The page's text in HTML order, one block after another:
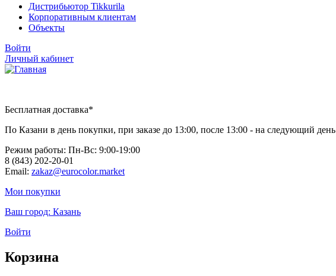
Дистрибьютор Tikkurila
Корпоративным клиентам
Объекты
Войти
Личный кабинет
Бесплатная доставка*
По Казани в день покупки, при заказе до 13:00, после 13:00 - на следующий день
Режим работы: Пн-Вc: 9:00-19:00
8 (843) 202-20-01
Email: zakaz@eurocolor.market
Мои покупки
Ваш город: Казань
Войти
Корзина